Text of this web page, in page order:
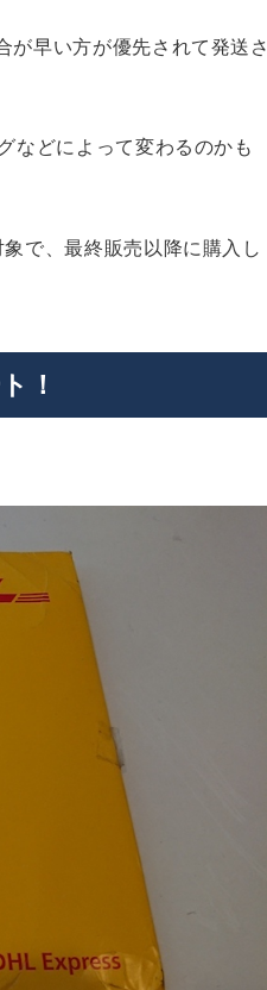
が早い方が優先されて発送さ
などによって変わるのかも
で、最終販売以降に購入し
！